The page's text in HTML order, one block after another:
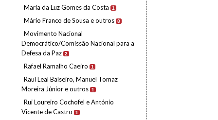
Maria da Luz Gomes da Costa 1
Mário Franco de Sousa e outros 8
Movimento Nacional
Democrático/Comissão Nacional para a
Defesa da Paz 2
Rafael Ramalho Caeiro 1
Raul Leal Balseiro, Manuel Tomaz
Moreira Júnior e outros 1
Rui Loureiro Cochofel e António
Vicente de Castro
1